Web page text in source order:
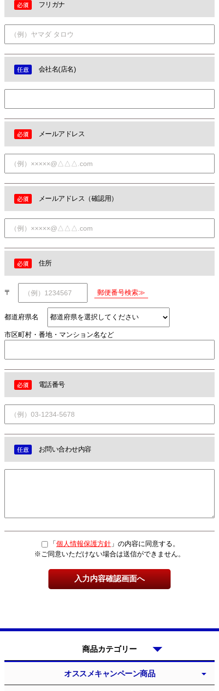
フリガナ
会社名(店名)
メールアドレス
メールアドレス（確認用）
住所
〒
都道府県名
市区町村・番地・マンション名など
電話番号
お問い合わせ内容
「個人情報保護方針 」の内容に同意する。
※ご同意いただけない場合は送信ができません。
オススメキャンペーン商品
商品カテゴリー